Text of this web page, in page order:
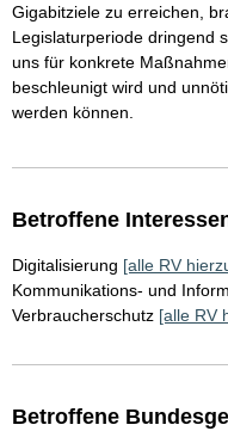
Gigabitziele zu erreichen,
Legislaturperiode dringend
uns für konkrete
beschleunigt wird und
werden können.
Betroffene
Digitalisierung [alle RV
Kommunikations- und
Verbraucherschutz [alle RV
Betroffene